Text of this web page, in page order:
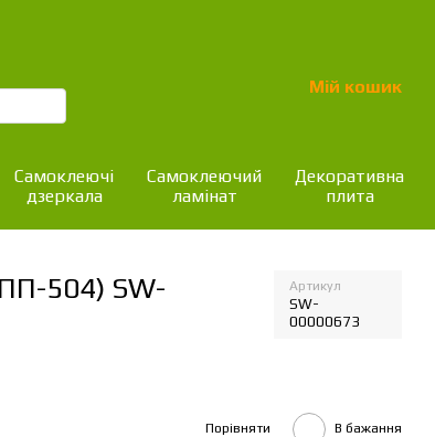
Мій кошик
Самоклеючі
дзеркала
Самоклеючий
ламінат
Декоративна
плита
504) SW-
Артикул
SW-
00000673
Порівняти В бажання